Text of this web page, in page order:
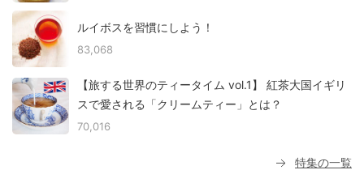
ルイボスを習慣にしよう！
83,068
【旅する世界のティータイム vol.1】 紅茶大国イギリ
スで愛される「クリームティー」とは？
70,016
特集の一覧